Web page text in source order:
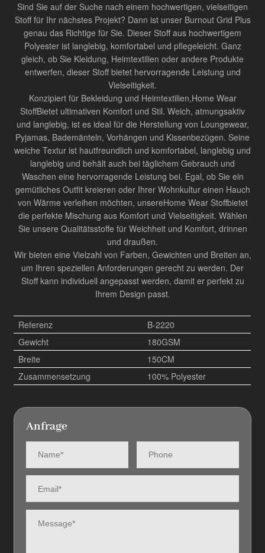
Sind Sie auf der Suche nach einem hochwertigen, vielseitigen
Stoff für Ihr nächstes Projekt? Dann ist unser Burnout Grid Plus
genau das Richtige für Sie. Dieser Stoff aus hochwertigem
Polyester ist langlebig, komfortabel und pflegeleicht. Ganz
gleich, ob Sie Kleidung, Heimtextilien oder andere Produkte
entwerfen, dieser Stoff bietet hervorragende Leistung und
Vielseitigkeit.
Konzipiert für Bekleidung und Heimtextilien,Home Wear
StoffBietet ultimativen Komfort und Stil. Weich, atmungsaktiv
und langlebig, ist es ideal für die Herstellung von Loungewear,
Pyjamas, Bademänteln, Vorhängen und Kissenbezügen. Seine
weiche Textur ist hautfreundlich und komfortabel, langlebig und
langlebig und behält auch bei täglichem Gebrauch und
Waschen eine hervorragende Leistung bei. Egal, ob Sie ein
gemütliches Outfit kreieren oder Ihrer Wohnkultur einen Hauch
von Wärme verleihen möchten, unsereHome Wear Stoffbietet
die perfekte Mischung aus Komfort und Vielseitigkeit. Wählen
Sie unsere Qualitätsstoffe für Weichheit und Komfort, drinnen
und draußen.
Wir bieten eine Vielzahl von Farben, Gewichten und Breiten an,
um Ihren speziellen Anforderungen gerecht zu werden. Der
Stoff kann individuell angepasst werden, damit er perfekt zu
Ihrem Design passt.
Referenz
B-2220
Gewicht
180GSM
Breite
150CM
Zusammensetzung
100% Polyester
Anfrage